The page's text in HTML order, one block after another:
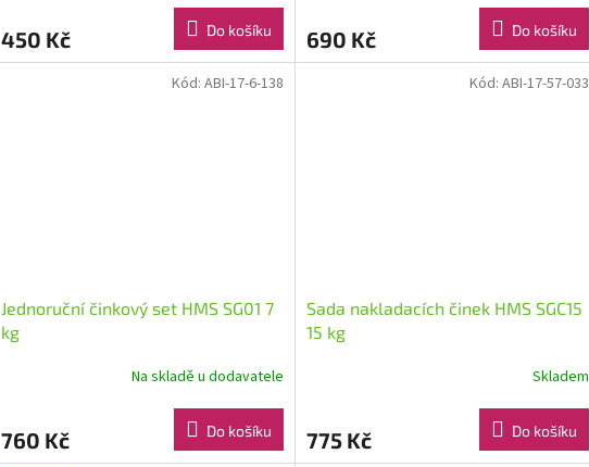
450 Kč Do košíku
je
5,0
690 Kč Do košíku
Jednoruční činkový set HMS SG01 7
kg
Na skladě u dodavatele
760 Kč Do košíku
Kód: ABI-17-6-138
Sada nakladacích činek HMS SGC15
15 kg
Skladem
775 Kč Do košíku
Kód: ABI-17-57-033